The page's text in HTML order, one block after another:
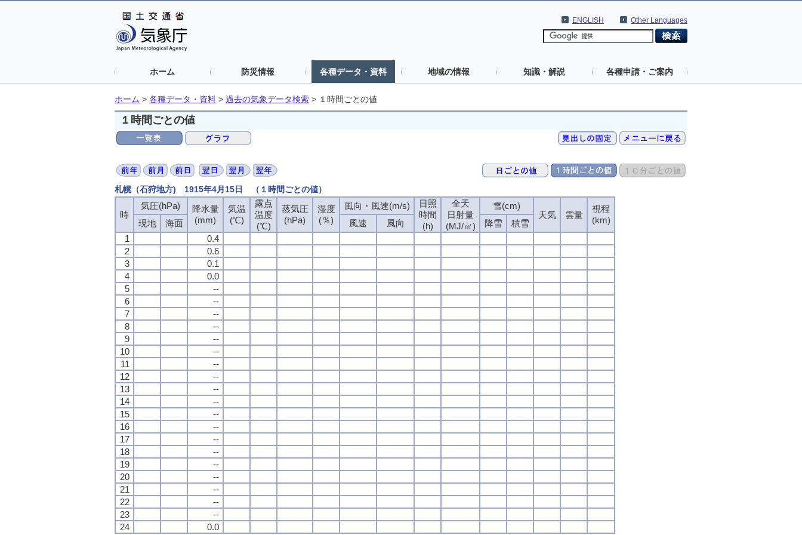
Other Languages
ENGLISH
ホーム 防災情報 各種データ・資料 地域の情報 知識・解説 各種申請・ご案内
ホーム > 各種データ・資料 > 過去の気象データ検索 > １時間ごとの値
１時間ごとの値
札幌（石狩地方) 1915年4月15日 （１時間ごとの値）
時
気圧(hPa)
降水量
(mm)
気温
(℃)
露点
温度
(℃)
蒸気圧
(hPa)
湿度
(％)
風向・風速(m/s)
日照
時間
(h)
全天
日射量
(MJ/㎡)
雪(cm)
天気
雲量
視程
(km)
現地 海面 風速 風向 降雪
積雪
1
0.4
2
0.6
3
0.1
4
0.0
5
--
6
--
7
--
8
--
9
--
10
--
11
--
12
--
13
--
14
--
15
--
16
--
17
--
18
--
19
--
20
--
21
--
22
--
23
--
24
0.0